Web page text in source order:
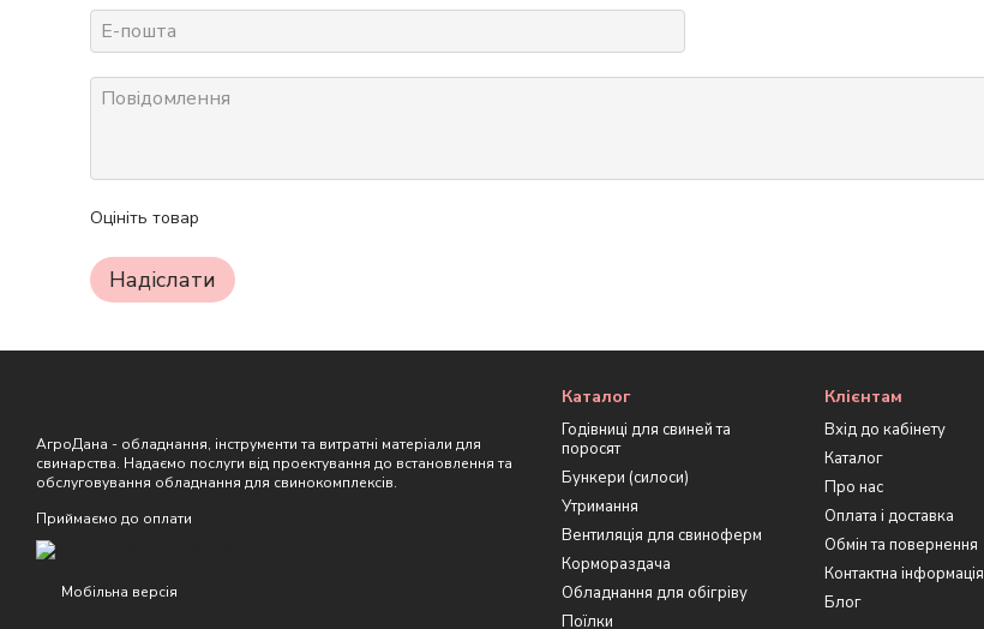
Оцініть товар
Надіслати
АгроДана - обладнання, інструменти та витратні матеріали для
свинарства. Надаємо послуги від проектування до встановлення та
обслуговування обладнання для свинокомплексів.
Приймаємо до оплати
Мобільна версія
Каталог
Годівниці для свиней та
поросят
Бункери (силоси)
Утримання
Вентиляція для свиноферм
Кормораздача
Обладнання для обігріву
Поїлки
Клієнтам
Вхід до кабінету
Каталог
Про нас
Оплата і доставка
Обмін та повернення
Контактна інформація
Блог